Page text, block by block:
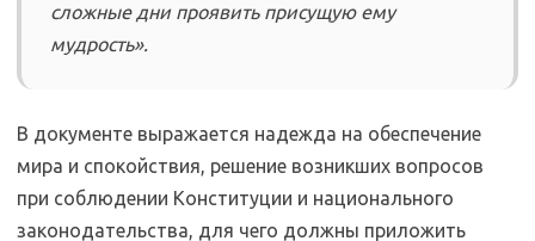
сложные дни проявить присущую ему
мудрость».
В документе выражается надежда на обеспечение
мира и спокойствия, решение возникших вопросов
при соблюдении Конституции и национального
законодательства, для чего должны приложить